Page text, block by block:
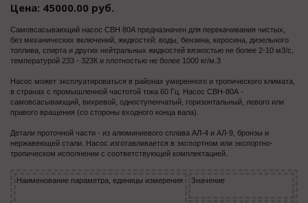
Цена: 45000.00 руб.
Самовсасывающий насос СВН 80А предназначен для перекачивания чистых,
без механических включений, жидкостей: воды, бензина, керосина, дизельного
топлива, спирта и других нейтральных жидкостей вязкостью не более 2-10 м3/с,
температурой 233 - 323К и плотностью не более 1000 кг/м.3
Насос может эксплуатироваться в районах умеренного и тропического климата,
в странах с промышленной частотой тока 60 Гц. Насос СВН-80А -
самовсасывающий, вихревой, одноступенчатый, горизонтальный, левого или
правого вращения (со стороны входного конца вала).
Детали проточной части - из алюминиевого сплава АЛ-4 и АЛ-9, бронзы и
нержавеющей стали. Насос изготавливается в экспортном или экспортно-
тропическом исполнении с соответствующей комплектацией.
Наименование параметра, единицы измерения Значение